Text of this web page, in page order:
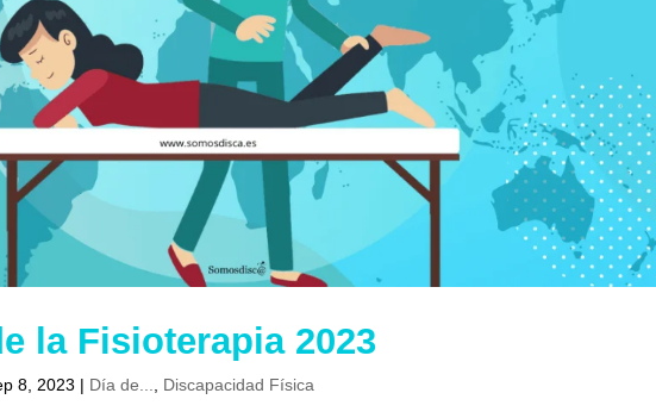
la Fisioterapia 2023
8, 2023 | Día de..., Discapacidad Física